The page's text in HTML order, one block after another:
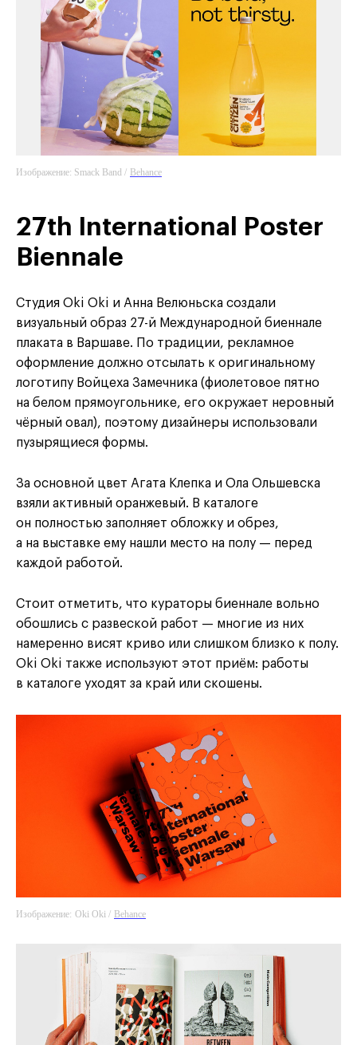
Изображение: Smack Band / Behance
27th International Poster
Biennale
Студия Oki Oki и Анна Велюньска создали
визуальный образ 27-й Международной биеннале
плаката в Варшаве. По традиции, рекламное
оформление должно отсылать к оригинальному
логотипу Войцеха Замечника (фиолетовое пятно
на белом прямоугольнике, его окружает неровный
чёрный овал), поэтому дизайнеры использовали
пузырящиеся формы.
За основной цвет Агата Клепка и Ола Ольшевска
взяли активный оранжевый. В каталоге
он полностью заполняет обложку и обрез,
а на выставке ему нашли место на полу — перед
каждой работой.
Стоит отметить, что кураторы биеннале вольно
обошлись с развеской работ — многие из них
намеренно висят криво или слишком близко к полу.
Oki Oki также используют этот приём: работы
в каталоге уходят за край или скошены.
Изображение: Oki Oki / Behance